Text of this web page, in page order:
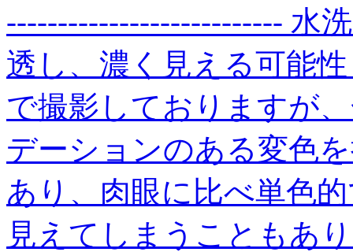
--------------------------- 水
透し、濃く見える可能
で撮影しておりますが
デーションのある変色
あり、肉眼に比べ単色
見えてしまうこともあ